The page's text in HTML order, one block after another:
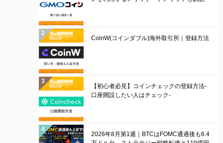
CoinW(コインダブル)海外取引所｜登録方法
【初心者必見】コインチェックの登録方法-
口座開設したい人はチェック-
2026年8月第1週｜BTCはFOMC通過後も6.4